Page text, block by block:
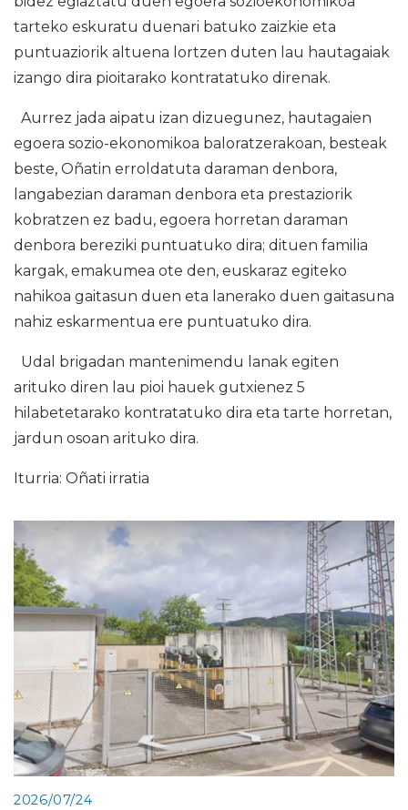
tarteko eskuratu duenari batuko zaizkie eta
puntuaziorik altuena lortzen duten lau hautagaiak
izango dira pioitarako kontratatuko direnak.
Aurrez jada aipatu izan dizuegunez, hautagaien
egoera sozio-ekonomikoa baloratzerakoan, besteak
beste, Oñatin erroldatuta daraman denbora,
langabezian daraman denbora eta prestaziorik
kobratzen ez badu, egoera horretan daraman
denbora bereziki puntuatuko dira; dituen familia
kargak, emakumea ote den, euskaraz egiteko
nahikoa gaitasun duen eta lanerako duen gaitasuna
nahiz eskarmentua ere puntuatuko dira.
Udal brigadan mantenimendu lanak egiten
arituko diren lau pioi hauek gutxienez 5
hilabetetarako kontratatuko dira eta tarte horretan,
jardun osoan arituko dira.
Iturria: Oñati irratia
2026/07/24